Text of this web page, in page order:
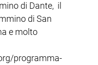
di Dante, il
di San
e molto
programma-